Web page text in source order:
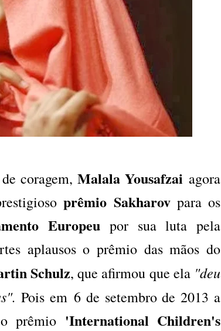
coragem, Malala Yousafzai agora
prêmio Sakharovpara os
Europeu por sua luta pela
aplausos o prêmio das mãos do
Schulz, que afirmou que ela "deu
Pois em 6 de setembro de 2013 a
prêmio 'International Children's